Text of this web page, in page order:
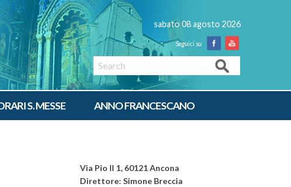
sabato 08 agosto 2026
Facebook
Youtube
Search
S. MESSE ANNO FRANCESCANO
Via Pio II 1, 60121 Ancona
Direttore: Simone Breccia